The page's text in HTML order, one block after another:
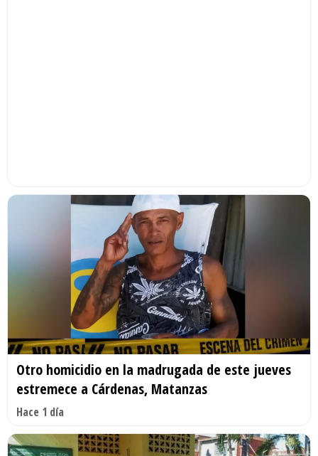
Otro homicidio en la madrugada de este jueves
estremece a Cárdenas, Matanzas
Hace 1 día